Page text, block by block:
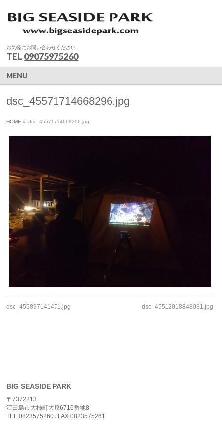
お気軽にお問い合わせください
TEL 09075975260
MENU
dsc_45571714668296.jpg
HOME » dsc_45571714668296.jpg
dsc_455897141471.jpg dsc_45512018848031.jpg
BIG SEASIDE PARK
〒7372213
江田島市大柿町大原6716番地8
TEL 0823575260 / FAX 0823575261